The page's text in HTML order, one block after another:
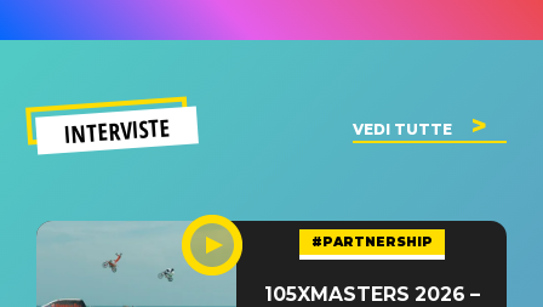
INTERVISTE VEDI TUTTE
#PARTNERSHIP
105XMASTERS 2026 –